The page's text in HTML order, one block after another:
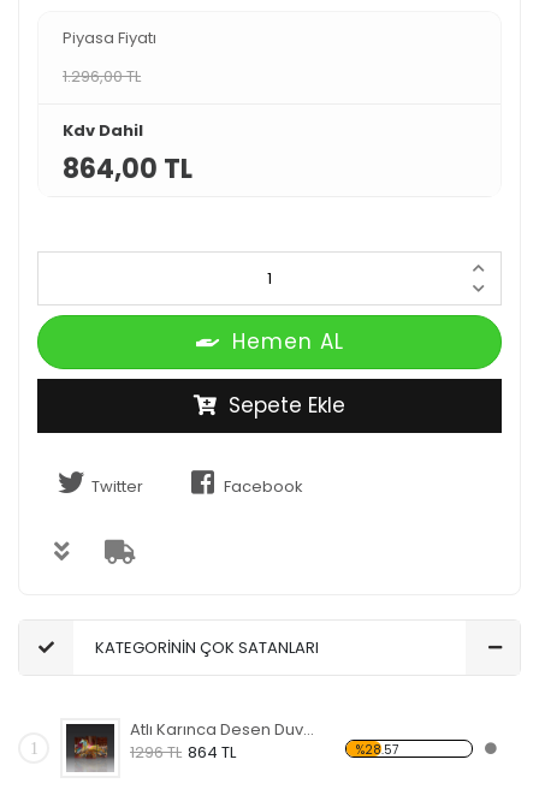
Piyasa Fiyatı
1.296,00 TL
Kdv Dahil
864,00 TL
Hemen AL
Sepete Ekle
Twitter Facebook
KATEGORİNİN ÇOK SATANLARI
1
Atlı Karınca Desen Duvar Panosu
1296 TL 864 TL %28.57